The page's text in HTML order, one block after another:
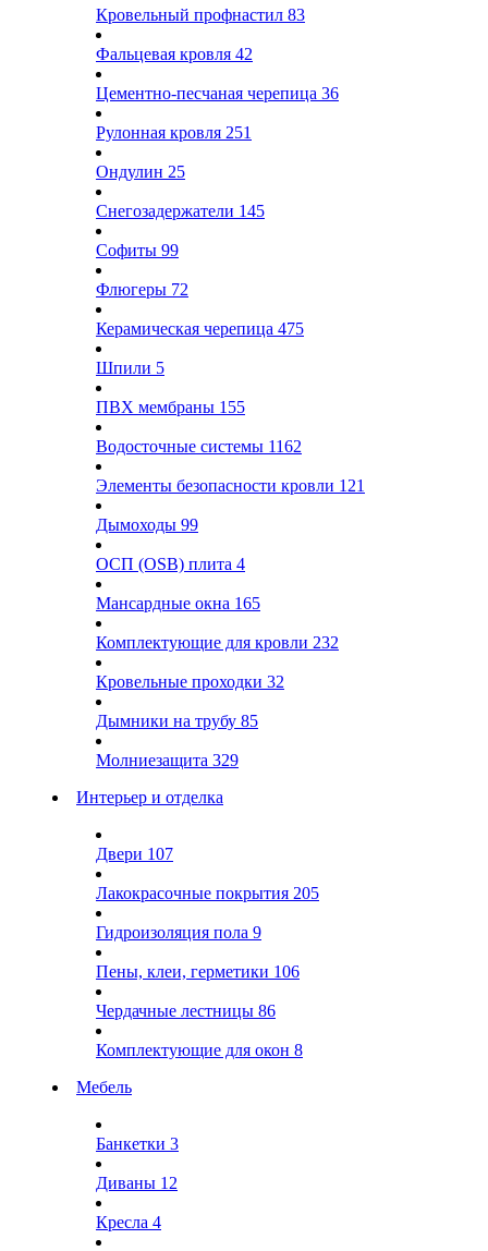
Кровельный профнастил 83
Фальцевая кровля 42
Цементно-песчаная черепица 36
Рулонная кровля 251
Ондулин 25
Снегозадержатели 145
Софиты 99
Флюгеры 72
Керамическая черепица 475
Шпили 5
ПВХ мембраны 155
Водосточные системы 1162
Элементы безопасности кровли 121
Дымоходы 99
ОСП (OSB) плита 4
Мансардные окна 165
Комплектующие для кровли 232
Кровельные проходки 32
Дымники на трубу 85
Молниезащита 329
Интерьер и отделка
Двери 107
Лакокрасочные покрытия 205
Гидроизоляция пола 9
Пены, клеи, герметики 106
Чердачные лестницы 86
Комплектующие для окон 8
Мебель
Банкетки 3
Диваны 12
Кресла 4